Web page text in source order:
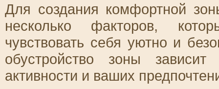
Для создания комфортной
несколько факторов,
чувствовать себя уютно и
обустройство зоны
активности и ваших